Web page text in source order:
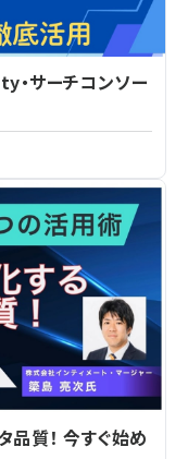
・サーチコンソー
質！ 今すぐ始め